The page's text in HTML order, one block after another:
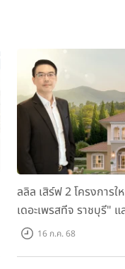
ลลิล เสิร์ฟ 2 โครงการ
เดอะเพรสทีจ ราชบุรี" แ
ราชบุรี" บ้าน และทาวน์โ
16 ก.ค. 68